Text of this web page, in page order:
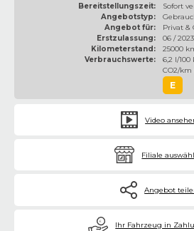
Bereitstellungszeit:
Sofort
Angebotstyp:
Angebot für:
Privat &
Erstzulassung:
06 / 2023
Kilometerstand:
25000
Verbrauchswerte:
6,2 l/100
CO2/km
E
Video
Filiale
Angebot
€ Ihr Fahrzeug in